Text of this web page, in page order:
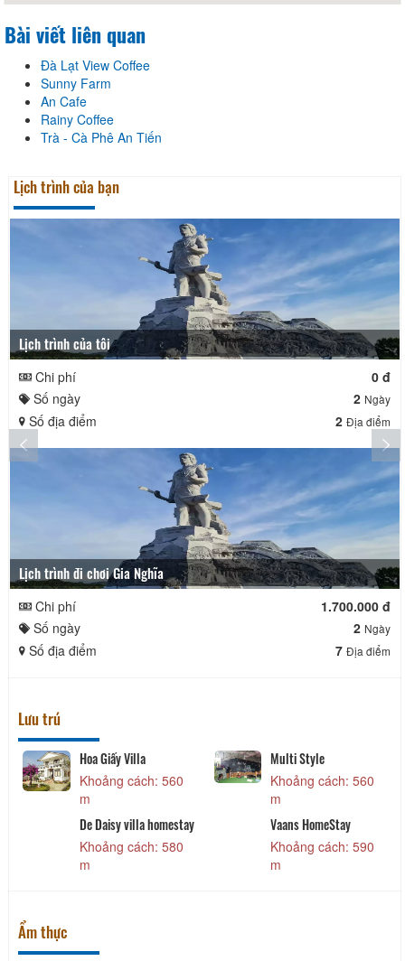
Bài viết liên quan
Đà Lạt View Coffee
Sunny Farm
An Cafe
Rainy Coffee
Trà - Cà Phê An Tiến
Lịch trình của bạn
Lịch trình của tôi
Chi phí
0 đ
Số ngày
2 Ngày
Số địa điểm 2 Địa điểm
Lịch trình đi chơi Gia Nghĩa
Chi phí
1.700.000 đ
Số ngày
2 Ngày
Số địa điểm 7 Địa điểm
Lưu trú
Hoa Giấy Villa
Khoảng cách: 560
m
Multi Style
Khoảng cách: 560
m
De Daisy villa homestay
Khoảng cách: 580
m
Vaans HomeStay
Khoảng cách: 590
m
Ẩm thực